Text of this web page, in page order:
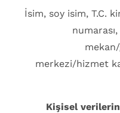
İsim, soy isim, T.C.
merkezi/hizmet
Kişisel